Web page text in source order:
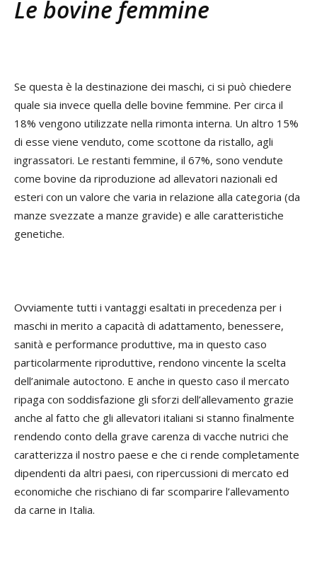
Le bovine femmine
Se questa è la destinazione dei maschi, ci si può chiedere
quale sia invece quella delle bovine femmine. Per circa il
18% vengono utilizzate nella rimonta interna. Un altro 15%
di esse viene venduto, come scottone da ristallo, agli
ingrassatori. Le restanti femmine, il 67%, sono vendute
come bovine da riproduzione ad allevatori nazionali ed
esteri con un valore che varia in relazione alla categoria (da
manze svezzate a manze gravide) e alle caratteristiche
genetiche.
Ovviamente tutti i vantaggi esaltati in precedenza per i
maschi in merito a capacità di adattamento, benessere,
sanità e performance produttive, ma in questo caso
particolarmente riproduttive, rendono vincente la scelta
dell’animale autoctono. E anche in questo caso il mercato
ripaga con soddisfazione gli sforzi dell’allevamento grazie
anche al fatto che gli allevatori italiani si stanno finalmente
rendendo conto della grave carenza di vacche nutrici che
caratterizza il nostro paese e che ci rende completamente
dipendenti da altri paesi, con ripercussioni di mercato ed
economiche che rischiano di far scomparire l’allevamento
da carne in Italia.